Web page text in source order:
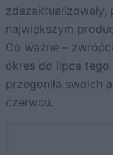
największym
Co ważne –
okres do lipca tego
przegoniła swoich
czerwcu.